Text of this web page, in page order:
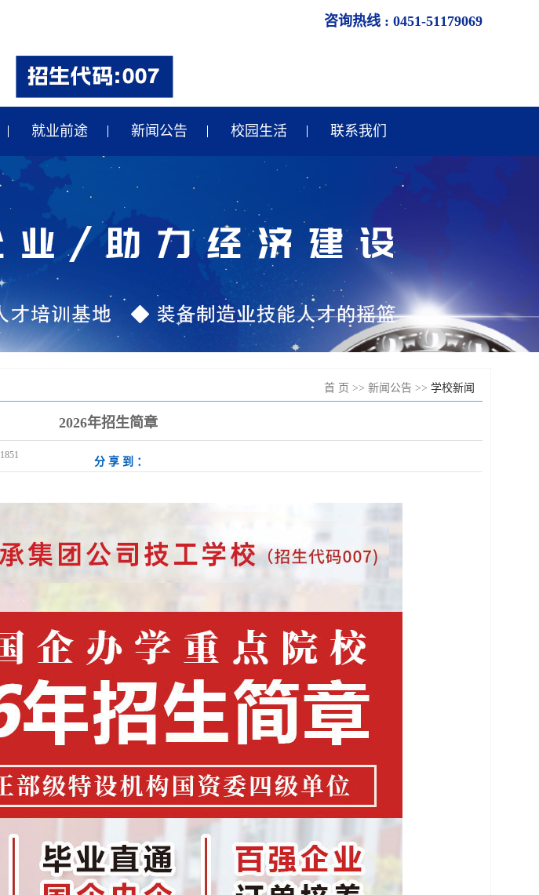
咨询热线 : 0451-51179069
就业前途
汽车制造专业就业
汽修专业就业
合作企业
新闻公告
央企动态
行业新闻
行业快讯
校园生活
校园生活
校园风采
联系我们
首 页 >> 新闻公告 >> 学校新闻
2026年招生简章
1851
分享到：